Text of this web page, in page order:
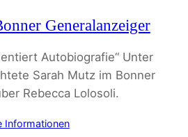
Generalanzeiger
Autobiografie“ Unter
Sarah Mutz im Bonner
Rebecca Lolosoli.
Informationen